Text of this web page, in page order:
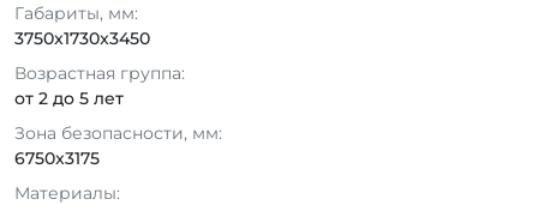
Габариты, мм:
3750x1730x3450
Возрастная группа:
от 2 до 5 лет
Зона безопасности, мм:
6750x3175
Материалы: